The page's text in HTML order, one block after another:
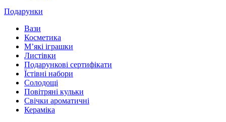
Подарунки
Вази
Косметика
М’які іграшки
Листівки
Подарункові сертифікати
Їстівні набори
Солодощі
Повітряні кульки
Свічки ароматичні
Кераміка